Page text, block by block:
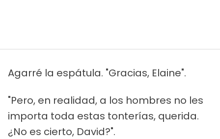
Agarré la espátula. "Gracias, Elaine".
"Pero, en realidad, a los hombres no les
importa toda estas tonterías, querida.
¿No es cierto, David?".